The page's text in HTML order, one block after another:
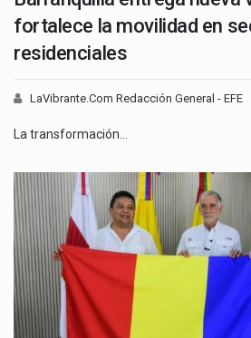
fortalece la movilidad en
residenciales
LaVibrante.Com Redacción General - EFE
La transformación…